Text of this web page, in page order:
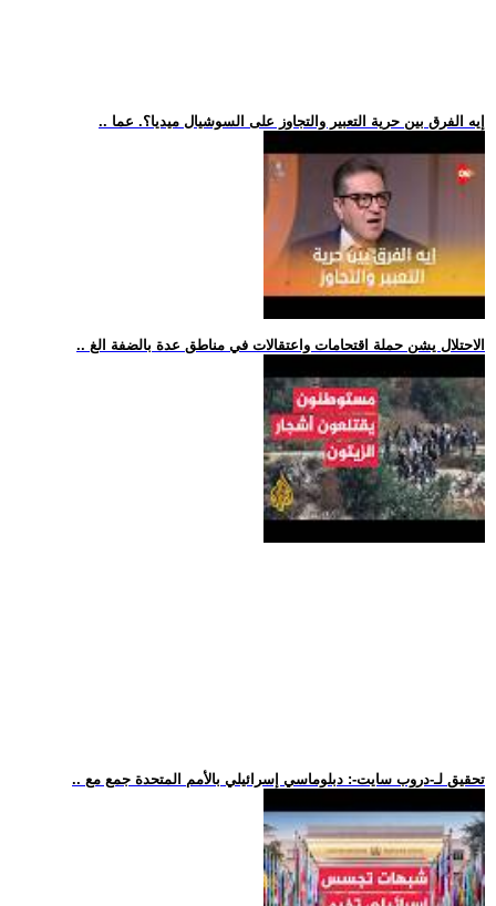
.. إيه الفرق بين حرية التعبير والتجاوز على السوشيال ميديا؟. عما
.. الاحتلال يشن حملة اقتحامات واعتقالات في مناطق عدة بالضفة الغ
.. تحقيق لـ-دروب سايت-: دبلوماسي إسرائيلي بالأمم المتحدة جمع مع